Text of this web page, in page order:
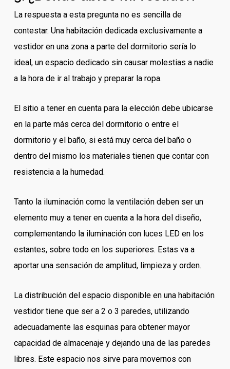
La respuesta a esta pregunta no es sencilla de
contestar. Una habitación dedicada exclusivamente a
vestidor en una zona a parte del dormitorio sería lo
ideal, un espacio dedicado sin causar molestias a nadie
a la hora de ir al trabajo y preparar la ropa.
El sitio a tener en cuenta para la elección debe ubicarse
en la parte más cerca del dormitorio o entre el
dormitorio y el baño, si está muy cerca del baño o
dentro del mismo los materiales tienen que contar con
resistencia a la humedad.
Tanto la iluminación como la ventilación deben ser un
elemento muy a tener en cuenta a la hora del diseño,
complementando la iluminación con luces LED en los
estantes, sobre todo en los superiores. Estas va a
aportar una sensación de amplitud, limpieza y orden.
La distribución del espacio disponible en una habitación
vestidor tiene que ser a 2 o 3 paredes, utilizando
adecuadamente las esquinas para obtener mayor
capacidad de almacenaje y dejando una de las paredes
libres. Este espacio nos sirve para movernos con